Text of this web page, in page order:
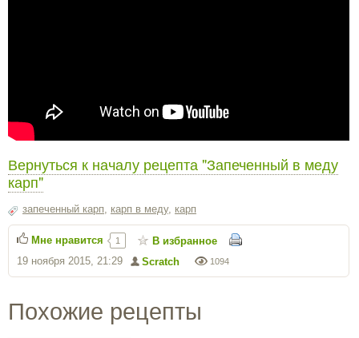
Вернуться к началу рецепта "Запеченный в меду
карп"
запеченный карп, карп в меду, карп
1094
Scratch
19 ноября 2015, 21:29
Мне нравится 1 В избранное
Похожие рецепты